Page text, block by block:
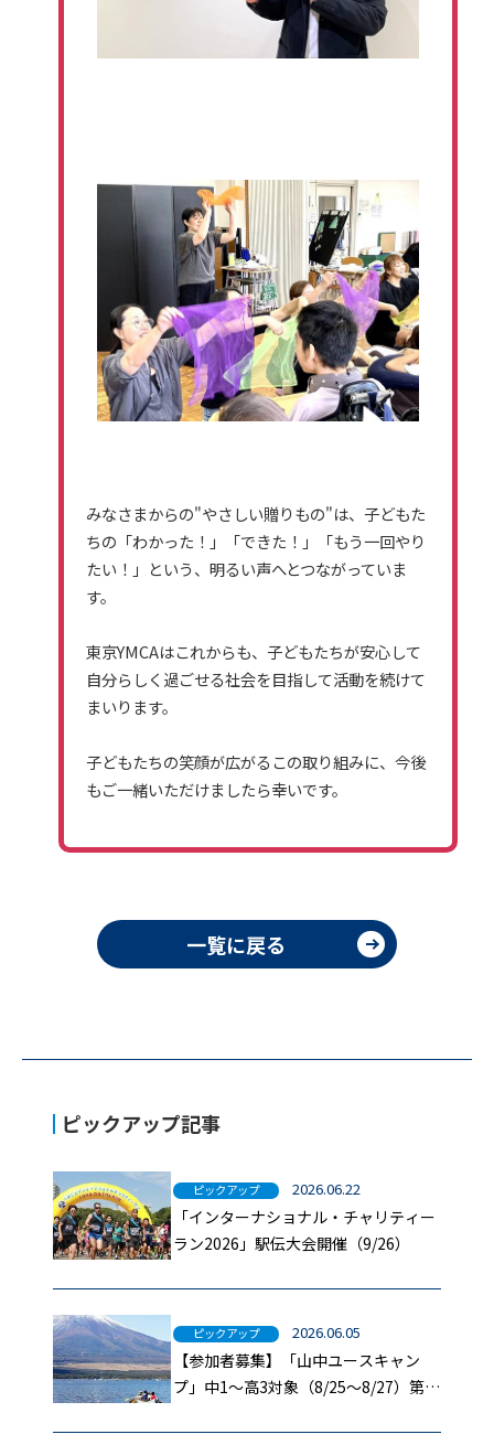
みなさまからの"やさしい贈りもの"は、子どもた
ちの「わかった！」「できた！」「もう一回やり
たい！」という、明るい声へとつながっていま
す。
東京YMCAはこれからも、子どもたちが安心して
自分らしく過ごせる社会を目指して活動を続けて
まいります。
子どもたちの笑顔が広がるこの取り組みに、今後
もご一緒いただけましたら幸いです。
一覧に戻る
ピックアップ記事
ピックアップ 2026.06.22
「インターナショナル・チャリティー
ラン2026」駅伝大会開催（9/26）
ピックアップ 2026.06.05
【参加者募集】「山中ユースキャン
プ」中1～高3対象（8/25～8/27）第二